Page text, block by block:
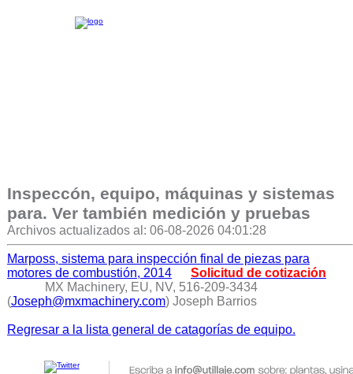
Inspeccón, equipo, máquinas y sistemas
para. Ver también medición y pruebas
Archivos actualizados al: 06-08-2026 04:01:28
Marposs, sistema para inspección final de piezas para
motores de combustión, 2014
Solicitud de cotización
MX Machinery, EU, NV, 516-209-3434
(Joseph@mxmachinery.com) Joseph Barrios
Regresar a la lista general de catagorías de equipo.